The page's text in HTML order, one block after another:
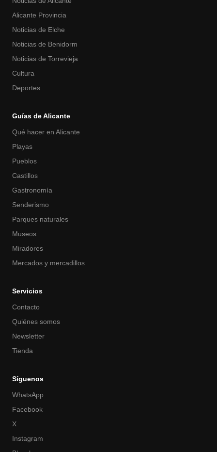
Alicante Provincia
Noticias de Elche
Noticias de Benidorm
Noticias de Torrevieja
Cultura
Deportes
Guías de Alicante
Qué hacer en Alicante
Playas
Pueblos
Castillos
Gastronomía
Senderismo
Parques naturales
Museos
Miradores
Mercados y mercadillos
Servicios
Contacto
Quiénes somos
Newsletter
Tienda
Síguenos
WhatsApp
Facebook
X
Instagram